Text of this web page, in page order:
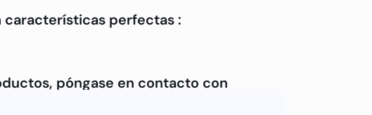
características perfectas :
póngase en contacto con